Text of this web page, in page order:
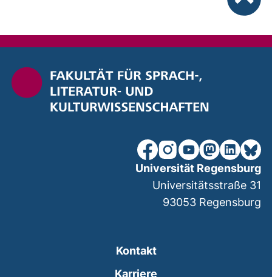
unsere Facebook-Seite
unsere Instagram-
unsere YouTube-
unsereunsere
Kontakt
Karriere
Universität Regensburg
Universitätsstraße 31
93053 Regensburg